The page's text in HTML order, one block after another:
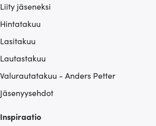
Liity jäseneksi
Hintatakuu
Lasitakuu
Lautastakuu
Valurautatakuu - Anders Petter
Jäsenyysehdot
Inspiraatio